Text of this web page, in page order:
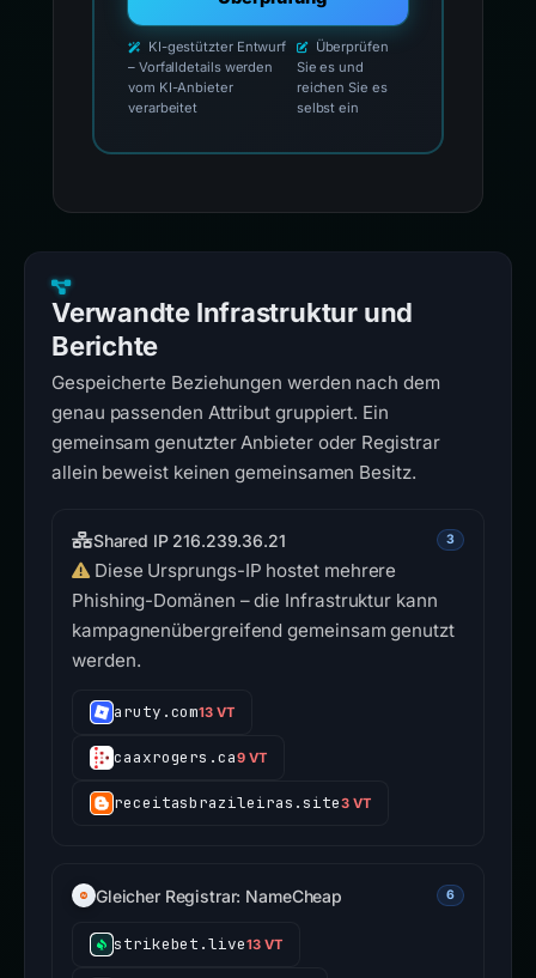
KI-gestützter Entwurf
– Vorfalldetails werden
vom KI-Anbieter
verarbeitet
Überprüfen
Sie es und
reichen Sie es
selbst ein
Verwandte Infrastruktur und
Berichte
Gespeicherte Beziehungen werden nach dem
genau passenden Attribut gruppiert. Ein
gemeinsam genutzter Anbieter oder Registrar
allein beweist keinen gemeinsamen Besitz.
Shared IP 216.239.36.21 3
Diese Ursprungs-IP hostet mehrere
Phishing-Domänen – die Infrastruktur kann
kampagnenübergreifend gemeinsam genutzt
werden.
aruty.com13 VT
caaxrogers.ca9 VT
receitasbrazileiras.site3 VT
Gleicher Registrar: NameCheap 6
strikebet.live13 VT